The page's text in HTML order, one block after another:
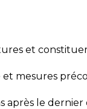
et
mesures
après le